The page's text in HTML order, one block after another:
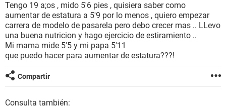
BIENESTAR
SEXUALIDAD
GLOSARIO
Tengo 19 a;os , mido 5'6 pies , quisiera saber como
aumentar de estatura a 5'9 por lo menos , quiero empezar
carrera de modelo de pasarela pero debo crecer mas .. LLevo
una buena nutricion y hago ejercicio de estiramiento ..
Mi mama mide 5'5 y mi papa 5'11
que puedo hacer para aumentar de estatura???!
Compartir
Consulta también: